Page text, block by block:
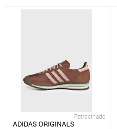
Patrocinado
ADIDAS ORIGINALS